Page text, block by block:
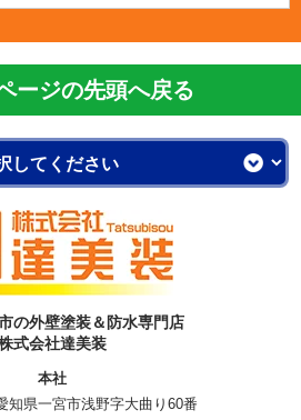
ージの先頭へ戻る
の外壁塗装＆防水専門店
式会社達美装
本社
県一宮市浅野字大曲り60番